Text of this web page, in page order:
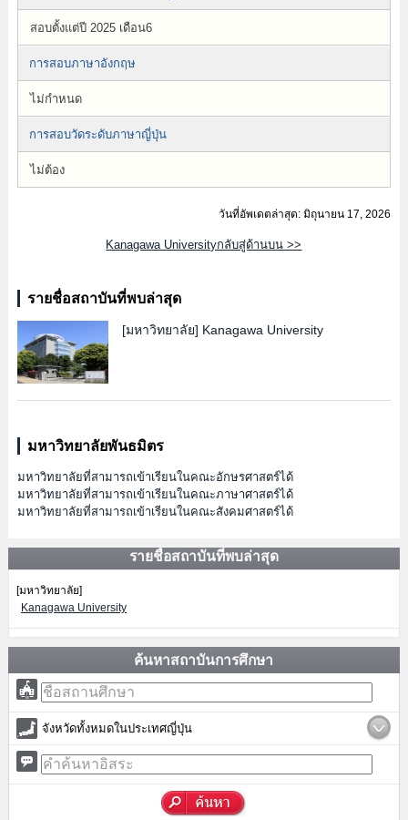
สอบตั้งแต่ปี 2025 เดือน6
การสอบภาษาอังกฤษ
ไม่กำหนด
การสอบวัดระดับภาษาญี่ปุ่น
ไม่ต้อง
วันที่อัพเดตล่าสุด: มิถุนายน 17, 2026
Kanagawa Universityกลับสู่ด้านบน >>
รายชื่อสถาบันที่พบล่าสุด
[มหาวิทยาลัย] Kanagawa University
มหาวิทยาลัยพันธมิตร
มหาวิทยาลัยที่สามารถเข้าเรียนในคณะอักษรศาสตร์ได้
มหาวิทยาลัยที่สามารถเข้าเรียนในคณะภาษาศาสตร์ได้
มหาวิทยาลัยที่สามารถเข้าเรียนในคณะสังคมศาสตร์ได้
รายชื่อสถาบันที่พบล่าสุด
[มหาวิทยาลัย]
Kanagawa University
ค้นหาสถาบันการศึกษา
จังหวัดทั้งหมดในประเทศญี่ปุ่น